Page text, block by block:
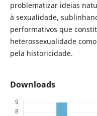
problematizar ideias
à sexualidade,
performativos que
heterossexualidade
pela historicidade.
Downloads